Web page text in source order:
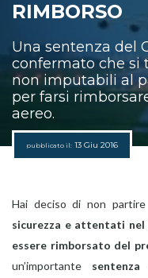
RIMBORSO
Una sentenza del
confermato che si
non imputabili al
per farsi
aereo.
pubblicato il: 13 Giu 2016
Hai deciso di non
sicurezza e attentati nel
essere rimborsato del
un’importante